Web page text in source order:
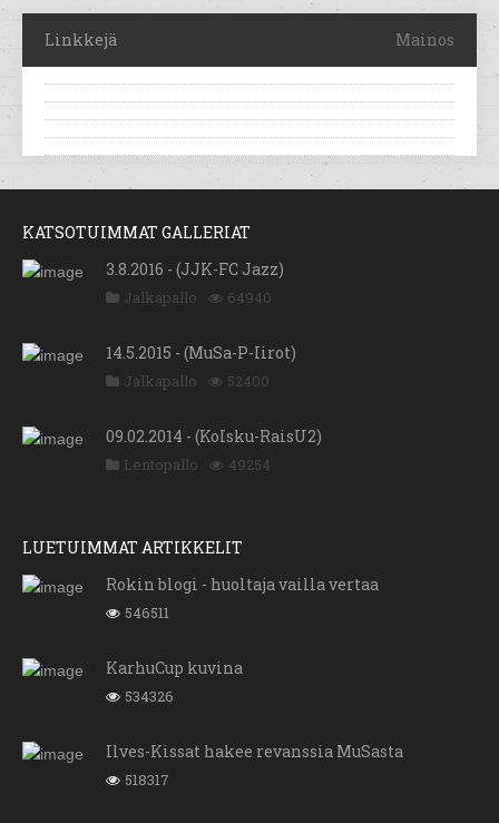
Linkkejä Mainos
KATSOTUIMMAT GALLERIAT
3.8.2016 - (JJK-FC Jazz)
Jalkapallo 64940
14.5.2015 - (MuSa-P-Iirot)
Jalkapallo 52400
09.02.2014 - (KoIsku-RaisU2)
Lentopallo 49254
LUETUIMMAT ARTIKKELIT
Rokin blogi - huoltaja vailla vertaa
546511
KarhuCup kuvina
534326
Ilves-Kissat hakee revanssia MuSasta
518317